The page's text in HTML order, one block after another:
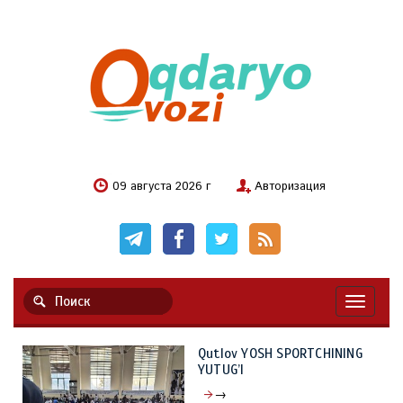
09 августа 2026 г Авторизация
Qutlov YOSH SPORTCHINING
YUTUG’I
→